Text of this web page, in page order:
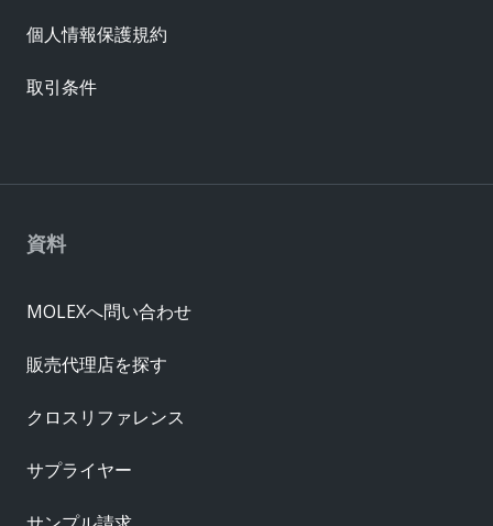
資料
MOLEXへ問い合わせ
販売代理店を探す
クロスリファレンス
サプライヤー
個人情報保護規約
取引条件